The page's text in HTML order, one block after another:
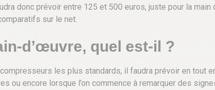
donc prévoir entre 125 et 500 euros, juste pour la
sur le net.
d’œuvre, quel est-il ?
les plus standards, il faudra prévoir en tout
ou encore lorsque l’on commence à remarquer des